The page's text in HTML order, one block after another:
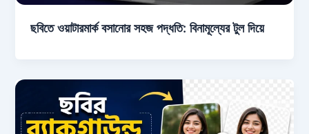
ছবিতে ওয়াটারমার্ক বসানোর সহজ পদ্ধতি: বিনামূল্যের টুল দিয়ে